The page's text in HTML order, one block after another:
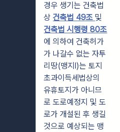
경우 생기는 건축법
상건축법 49조 및
건축법 시행령 80조
에 의하여 건축허가
가 나갈수 없는 자투
리땅(맹지l)는 토지
초과이득세법상의
유휴토지가 아니므
로 도로예정지 및 도
로가 개설된 후 생길
것으로 예상되는 맹